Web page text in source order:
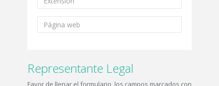
Representante Legal
Favor de llenar el formulario, los campos marcados con